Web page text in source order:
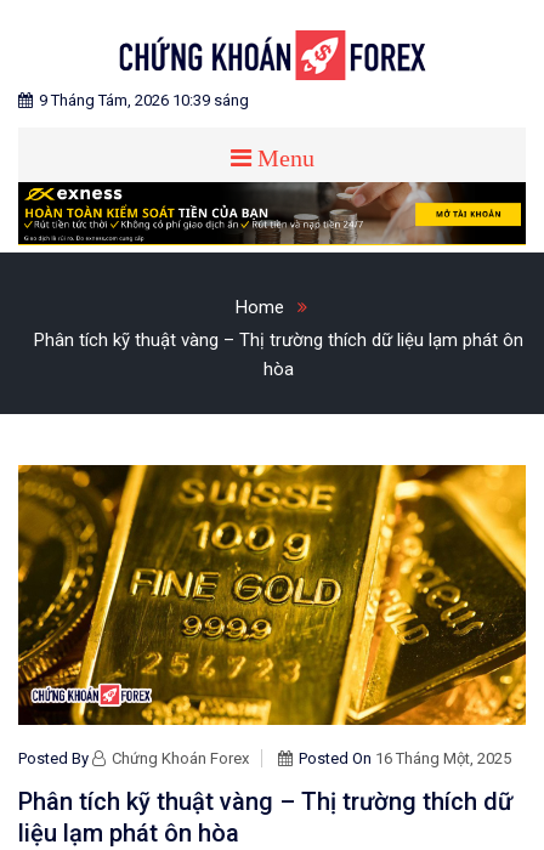
CHỨNG KHOÁN FOREX
Blog chia sẻ về Chứng Khoán và Forex
9 Tháng Tám, 2026 10:39 sáng
Menu
Home
Phân tích kỹ thuật vàng – Thị trường thích dữ liệu lạm phát ôn
hòa
Posted By Chứng Khoán Forex Posted On 16 Tháng Một, 2025
Phân tích kỹ thuật vàng – Thị trường thích dữ
liệu lạm phát ôn hòa